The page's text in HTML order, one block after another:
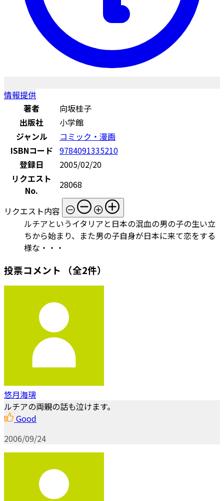
情報提供
著者
向坂桂子
出版社
小学館
ジャンル
コミック・漫画
ISBNコード 9784091335210
登録日
2005/02/20
リクエスト
No.
28068
リクエスト内容
ルチアというイタリアと日本の混血の男の子の生い立
ちから始まり、また男の子自身が日本に来て恋をする
様な・・・
投票コメント （全2件）
悠月海璃
ルチアの両親の話も泣けます。
Good
2006/09/24